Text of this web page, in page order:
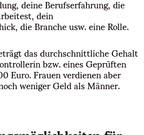
dein
die Branche usw. eine Rolle.
das durchschnittliche Gehalt
bzw. eines Geprüften
Euro. Frauen verdienen aber
weniger Geld als Männer.